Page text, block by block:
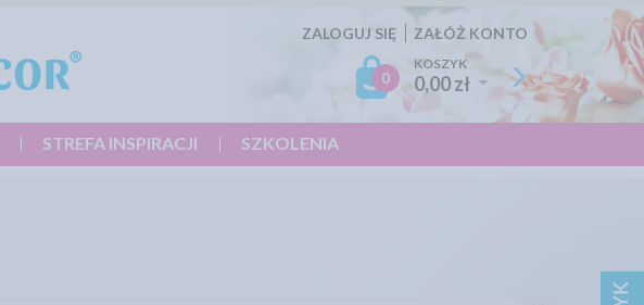
ZALOGUJ SIĘ ZAŁÓŻ KONTO
0
KOSZYK
0,00 zł
STREFA INSPIRACJI SZKOLENIA